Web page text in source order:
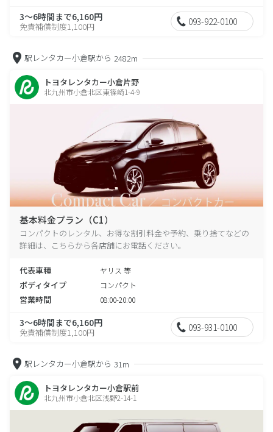
3～6時間まで6,160円
免責補償制度1,100円 093-922-0100
駅レンタカー小倉駅から 2482m
トヨタレンタカー小倉片野
北九州市小倉北区東篠崎1-4-9
基本料金プラン（C1）
コンパクトのレンタル、お得な割引料金や予約、乗り捨てなどの
詳細は、こちらから各店舗にお電話ください。
代表車種 ヤリス 等
ボディタイプ コンパクト
営業時間 08:00-20:00
3～6時間まで6,160円
免責補償制度1,100円 093-931-0100
駅レンタカー小倉駅から 31m
トヨタレンタカー小倉駅前
北九州市小倉北区浅野2-14-1